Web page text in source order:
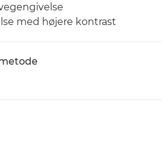
med højere kontrast